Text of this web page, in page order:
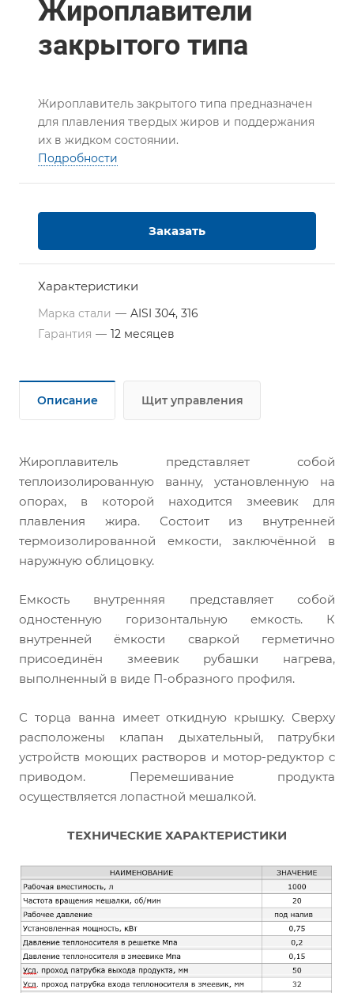
Жироплавители
закрытого типа
Жироплавитель закрытого типа предназначен
для плавления твердых жиров и поддержания
их в жидком состоянии.
Подробности
Заказать
Характеристики
Марка стали — AISI 304, 316
Гарантия — 12 месяцев
Описание Щит управления
Жироплавитель представляет собой
теплоизолированную ванну, установленную на
опорах, в которой находится змеевик для
плавления жира. Состоит из внутренней
термоизолированной емкости, заключённой в
наружную облицовку.
Емкость внутренняя представляет собой
одностенную горизонтальную емкость. К
внутренней ёмкости сваркой герметично
присоединён змеевик рубашки нагрева,
выполненный в виде П-образного профиля.
С торца ванна имеет откидную крышку. Сверху
расположены клапан дыхательный, патрубки
устройств моющих растворов и мотор-редуктор с
приводом. Перемешивание продукта
осуществляется лопастной мешалкой.
ТЕХНИЧЕСКИЕ ХАРАКТЕРИСТИКИ